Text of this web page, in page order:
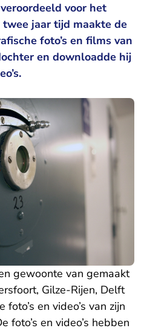
voor het
jaar tijd maakte de
foto’s en films van
en downloadde hij
gewoonte van gemaakt
Gilze-Rijen, Delft
en video’s van zijn
foto’s en video’s hebben